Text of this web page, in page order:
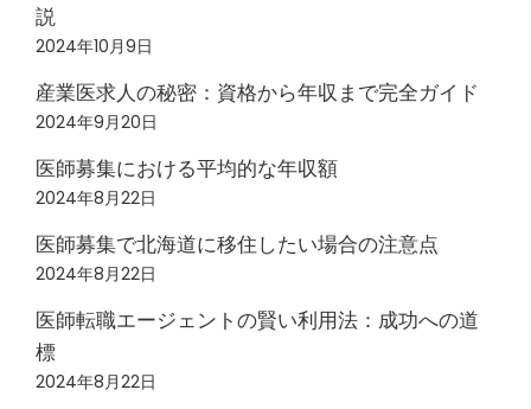
説
2024年10月9日
産業医求人の秘密：資格から年収まで完全ガイド
2024年9月20日
医師募集における平均的な年収額
2024年8月22日
医師募集で北海道に移住したい場合の注意点
2024年8月22日
医師転職エージェントの賢い利用法：成功への道
標
2024年8月22日